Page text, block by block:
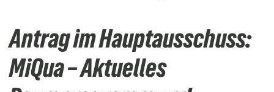
Antrag im Hauptausschuss:
MiQua – Aktuelles